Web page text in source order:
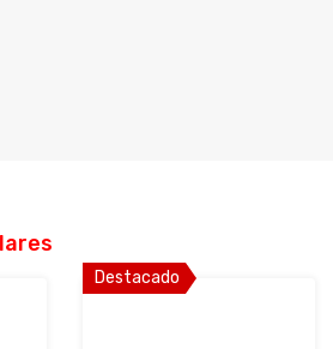
Destacado